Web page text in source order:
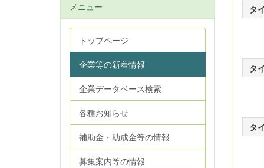
タ
タ
タ
メニュー
トップページ
企業等の新着情報
企業データベース検索
各種お知らせ
補助金・助成金等の情報
募集案内等の情報